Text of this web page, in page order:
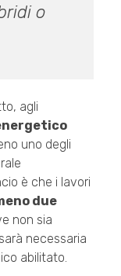
o
agli
uno degli
è che i lavori
due
non sia
necessaria
abilitato.